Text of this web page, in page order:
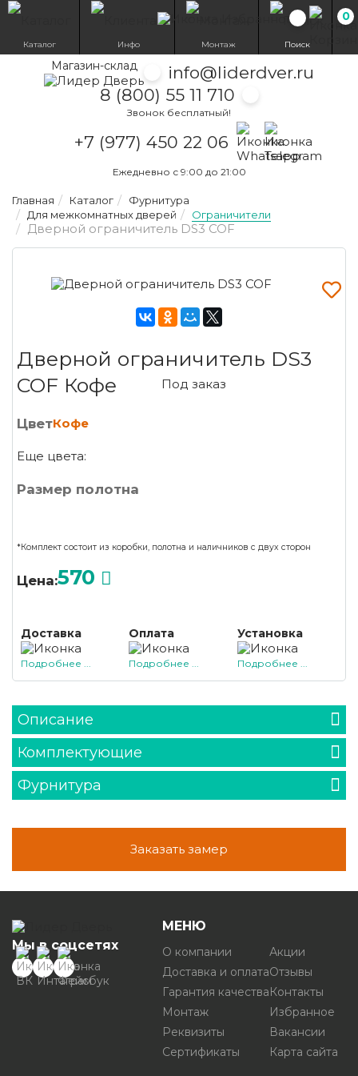
Магазин-склад
info@liderdver.ru
8 (800) 55 11 710
Звонок бесплатный!
+7 (977) 450 22 06
Написать на
Написать на
Ежедневно с 9:00 до 21:00
0
Каталог Инфо Монтаж Поиск
Главная Каталог
Фурнитура
Для межкомнатных дверей
Ограничители
Дверной ограничитель DS3 COF
Дверной ограничитель DS3
COF Кофе
Под заказ
ЦветКофе
Еще цвета:
Размер полотна
*Комплект состоит из коробки, полотна и наличников с двух сторон
Цена:570
Доставка
Подробнее ...
Оплата
Подробнее ...
Установка
Подробнее ...
Описание
Комплектующие
Фурнитура
Заказать замер
Мы в соцсетях
МЕНЮ
О компании
Доставка и оплата
Гарантия качества
Монтаж
Реквизиты
Сертификаты
Акции
Отзывы
Контакты
Избранное
Вакансии
Карта сайта